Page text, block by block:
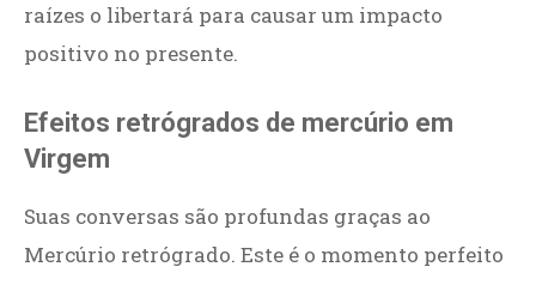
raízes o libertará para causar um impacto
positivo no presente.
Efeitos retrógrados de mercúrio em
Virgem
Suas conversas são profundas graças ao
Mercúrio retrógrado. Este é o momento perfeito